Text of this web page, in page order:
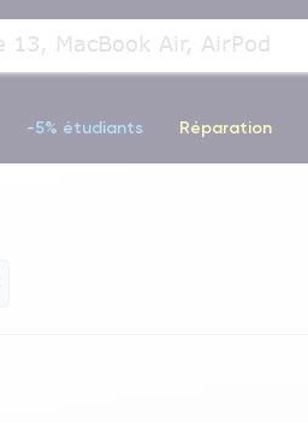
-5% étudiants Réparation